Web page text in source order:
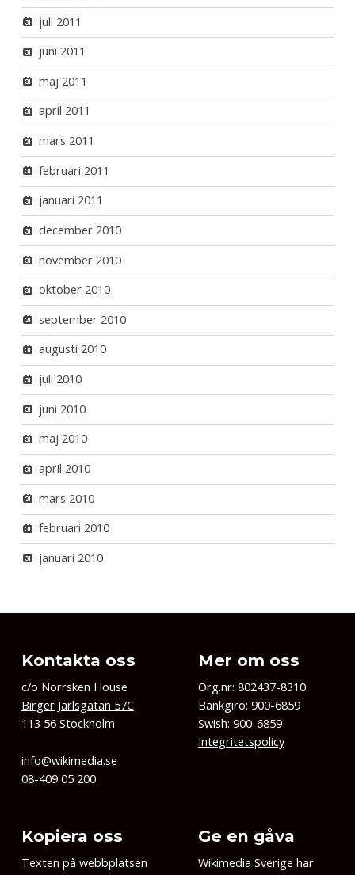
juli 2011
juni 2011
maj 2011
april 2011
mars 2011
februari 2011
januari 2011
december 2010
november 2010
oktober 2010
september 2010
augusti 2010
juli 2010
juni 2010
maj 2010
april 2010
mars 2010
februari 2010
januari 2010
Kontakta oss
c/o Norrsken House
Birger Jarlsgatan 57C
113 56 Stockholm
info@wikimedia.se
08-409 05 200
Mer om oss
Org.nr: 802437-8310
Bankgiro: 900-6859
Swish: 900-6859
Integritetspolicy
Kopiera oss
Texten på webbplatsen
Ge en gåva
Wikimedia Sverige har